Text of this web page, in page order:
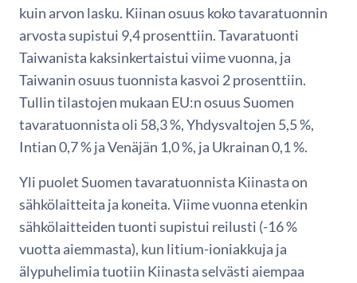
kuin arvon lasku. Kiinan osuus koko tavaratuonnin
arvosta supistui 9,4 prosenttiin. Tavaratuonti
Taiwanista kaksinkertaistui viime vuonna, ja
Taiwanin osuus tuonnista kasvoi 2 prosenttiin.
Tullin tilastojen mukaan EU:n osuus Suomen
tavaratuonnista oli 58,3 %, Yhdysvaltojen 5,5 %,
Intian 0,7 % ja Venäjän 1,0 %, ja Ukrainan 0,1 %.
Yli puolet Suomen tavaratuonnista Kiinasta on
sähkölaitteita ja koneita. Viime vuonna etenkin
sähkölaitteiden tuonti supistui reilusti (-16 %
vuotta aiemmasta), kun litium-ioniakkuja ja
älypuhelimia tuotiin Kiinasta selvästi aiempaa